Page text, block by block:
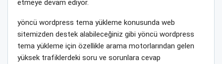
etmeye devam ediyor.
yöncü wordpress tema yükleme konusunda web
sitemizden destek alabileceğiniz gibi yöncü wordpress
tema yükleme için özellikle arama motorlarından gelen
yüksek trafiklerdeki soru ve sorunlara cevap